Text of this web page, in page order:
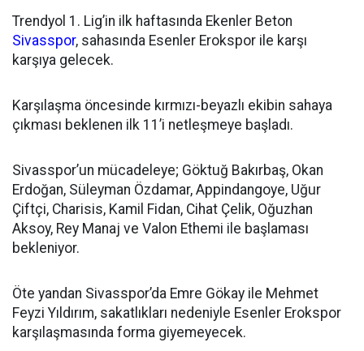
Trendyol 1. Lig’in ilk haftasında Ekenler Beton
Sivasspor, sahasında Esenler Erokspor ile karşı
karşıya gelecek.
Karşılaşma öncesinde kırmızı-beyazlı ekibin sahaya
çıkması beklenen ilk 11’i netleşmeye başladı.
Sivasspor’un mücadeleye; Göktuğ Bakırbaş, Okan
Erdoğan, Süleyman Özdamar, Appindangoye, Uğur
Çiftçi, Charisis, Kamil Fidan, Cihat Çelik, Oğuzhan
Aksoy, Rey Manaj ve Valon Ethemi ile başlaması
bekleniyor.
Öte yandan Sivasspor’da Emre Gökay ile Mehmet
Feyzi Yıldırım, sakatlıkları nedeniyle Esenler Erokspor
karşılaşmasında forma giyemeyecek.